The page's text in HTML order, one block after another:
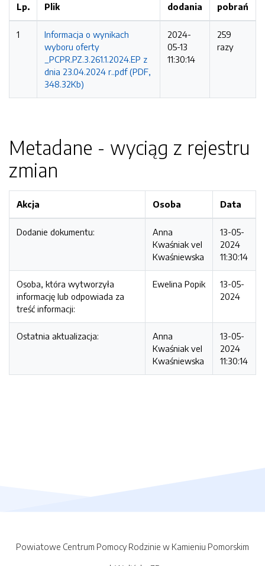
Lp. Plik
dodania
pobrań
1
Informacja o wynikach
wyboru oferty
_PCPR.PZ.3.261.1.2024.EP z
dnia 23.04.2024 r..pdf (PDF,
348.32Kb)
2024-
05-13
11:30:14
259
razy
Metadane - wyciąg z rejestru
zmian
Akcja Osoba Data
Dodanie dokumentu:
Anna
Kwaśniak vel
Kwaśniewska
13-05-
2024
11:30:14
Osoba, która wytworzyła
informację lub odpowiada za
treść informacji:
Ewelina Popik
13-05-
2024
Ostatnia aktualizacja:
Anna
Kwaśniak vel
Kwaśniewska
13-05-
2024
11:30:14
Powiatowe Centrum Pomocy Rodzinie w Kamieniu Pomorskim